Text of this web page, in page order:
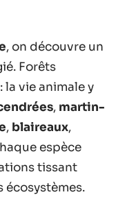
, on découvre un
Forêts
la vie animale y
, martin-
, blaireaux,
espèce
tissant
écosystèmes.